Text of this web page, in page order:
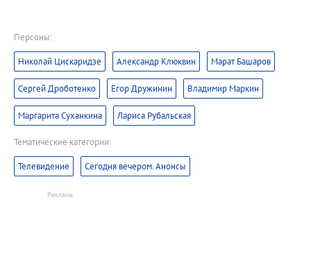
Персоны:
Николай Цискаридзе Александр Клюквин Марат Башаров
Сергей Дроботенко Егор Дружинин Владимир Маркин
Маргарита Суханкина Лариса Рубальская
Тематические категории:
Телевидение Сегодня вечером. Анонсы